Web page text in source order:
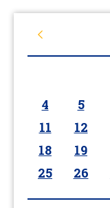
4
5
11
12
18
19
25
26